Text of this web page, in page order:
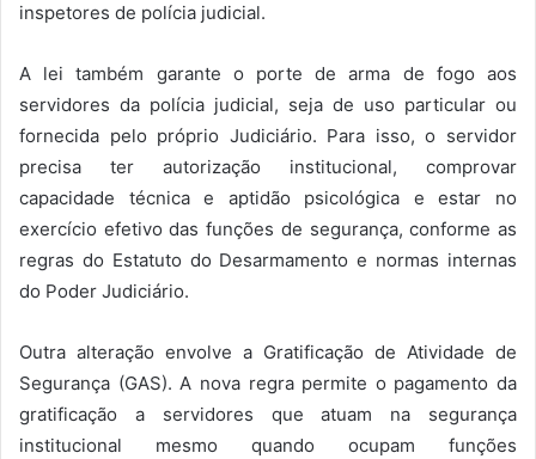
inspetores de polícia judicial.
A lei também garante o porte de arma de fogo aos
servidores da polícia judicial, seja de uso particular ou
fornecida pelo próprio Judiciário. Para isso, o servidor
precisa ter autorização institucional, comprovar
capacidade técnica e aptidão psicológica e estar no
exercício efetivo das funções de segurança, conforme as
regras do Estatuto do Desarmamento e normas internas
do Poder Judiciário.
Outra alteração envolve a Gratificação de Atividade de
Segurança (GAS). A nova regra permite o pagamento da
gratificação a servidores que atuam na segurança
institucional mesmo quando ocupam funções